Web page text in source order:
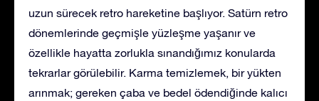
uzun sürecek retro hareketine başlıyor. Satürn retro
dönemlerinde geçmişle yüzleşme yaşanır ve
özellikle hayatta zorlukla sınandığımız konularda
tekrarlar görülebilir. Karma temizlemek, bir yükten
arınmak; gereken çaba ve bedel ödendiğinde kalıcı